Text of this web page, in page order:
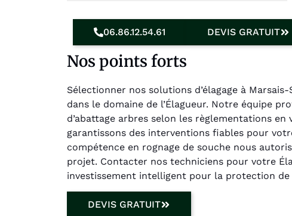
06.86.12.54.61 DEVIS GRATUIT
Nos points forts
Sélectionner nos solutions d’élagage à
dans le domaine de l’Élagueur. Notre équipe
d’abattage arbres selon les règlementations
garantissons des interventions fiables pour
compétence en rognage de souche nous
projet. Contacter nos techniciens pour votre
investissement intelligent pour la protection de
DEVIS GRATUIT